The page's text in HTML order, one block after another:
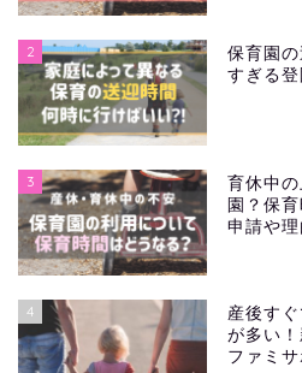
2
保育園
すぎる
3
育休中
園？保
申請や理
4
産後す
が多い
ファミサ